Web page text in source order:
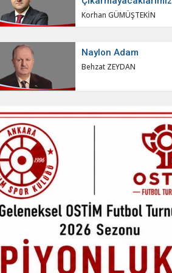
Korhan GÜMÜŞTEKİN
Naylon Adam
Behzat ZEYDAN